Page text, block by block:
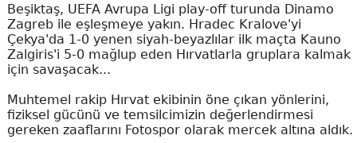
Beşiktaş, UEFA Avrupa Ligi play-off turunda Dinamo
Zagreb ile eşleşmeye yakın. Hradec Kralove'yi
Çekya'da 1-0 yenen siyah-beyazlılar ilk maçta Kauno
Zalgiris'i 5-0 mağlup eden Hırvatlarla gruplara kalmak
için savaşacak...
Muhtemel rakip Hırvat ekibinin öne çıkan yönlerini,
fiziksel gücünü ve temsilcimizin değerlendirmesi
gereken zaaflarını Fotospor olarak mercek altına aldık.